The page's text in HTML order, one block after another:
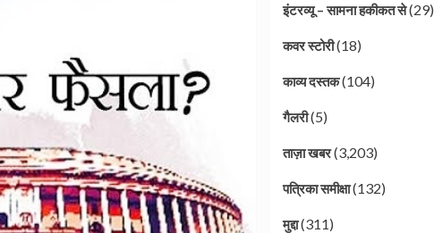
इंटरव्यू – सामना हकीकत से(29)
कवर स्टोरी(18)
काव्य दस्तक(104)
गैलरी(5)
ताज़ा खबर(3,203)
पत्रिका समीक्षा(132)
मुद्दा(311)